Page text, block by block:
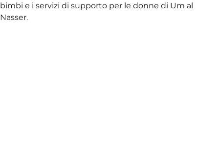
bimbi e i servizi di supporto per le donne di Um al
Nasser.